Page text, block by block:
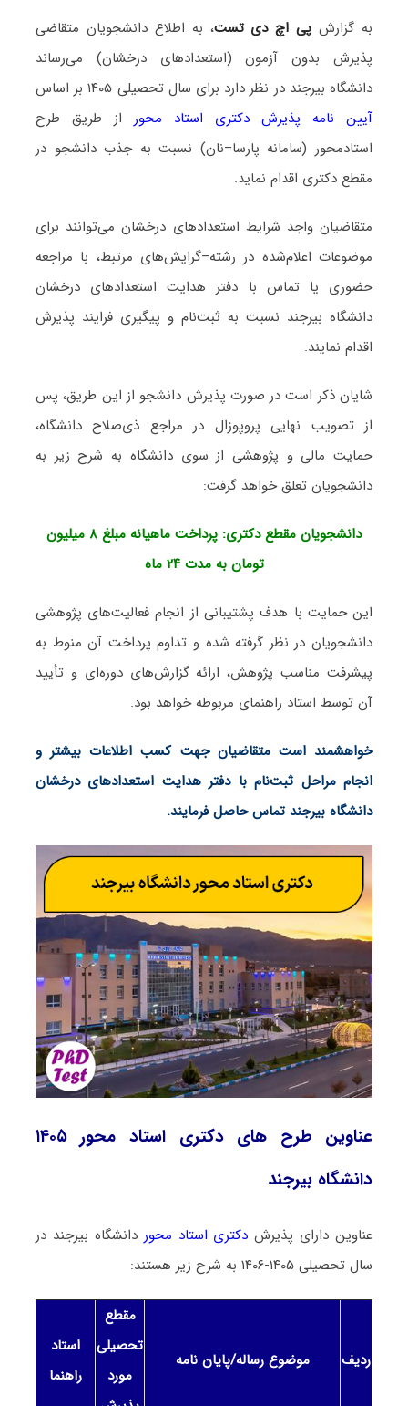
به گزارش پی اچ دی تست، به اطلاع دانشجویان متقاضی
پذیرش بدون آزمون (استعدادهای درخشان) می‌رساند
دانشگاه بیرجند در نظر دارد برای سال تحصیلی ۱۴۰۵ بر اساس
آیین نامه پذیرش دکتری استاد محور از طریق طرح
استادمحور (سامانه پارسا–نان) نسبت به جذب دانشجو در
مقطع دکتری اقدام نماید.
متقاضیان واجد شرایط استعدادهای درخشان می‌توانند برای
موضوعات اعلام‌شده در رشته–گرایش‌های مرتبط، با مراجعه
حضوری یا تماس با دفتر هدایت استعدادهای درخشان
دانشگاه بیرجند نسبت به ثبت‌نام و پیگیری فرایند پذیرش
اقدام نمایند.
شایان ذکر است در صورت پذیرش دانشجو از این طریق، پس
از تصویب نهایی پروپوزال در مراجع ذی‌صلاح دانشگاه،
حمایت مالی و پژوهشی از سوی دانشگاه به شرح زیر به
دانشجویان تعلق خواهد گرفت:
دانشجویان مقطع دکتری: پرداخت ماهیانه مبلغ ۸ میلیون
تومان به مدت ۲۴ ماه
این حمایت با هدف پشتیبانی از انجام فعالیت‌های پژوهشی
دانشجویان در نظر گرفته شده و تداوم پرداخت آن منوط به
پیشرفت مناسب پژوهش، ارائه گزارش‌های دوره‌ای و تأیید
آن توسط استاد راهنمای مربوطه خواهد بود.
خواهشمند است متقاضیان جهت کسب اطلاعات بیشتر و
انجام مراحل ثبت‌نام با دفتر هدایت استعدادهای درخشان
دانشگاه بیرجند تماس حاصل فرمایند.
عناوین طرح های دکتری استاد محور ۱۴۰۵
دانشگاه بیرجند
عناوین دارای پذیرش دکتری استاد محور دانشگاه بیرجند در
سال تحصیلی ۱۴۰۵-۱۴۰۶ به شرح زیر هستند:
ردیف موضوع رساله/پایان نامه
مقطع
تحصیلی
مورد
استاد
راهنما